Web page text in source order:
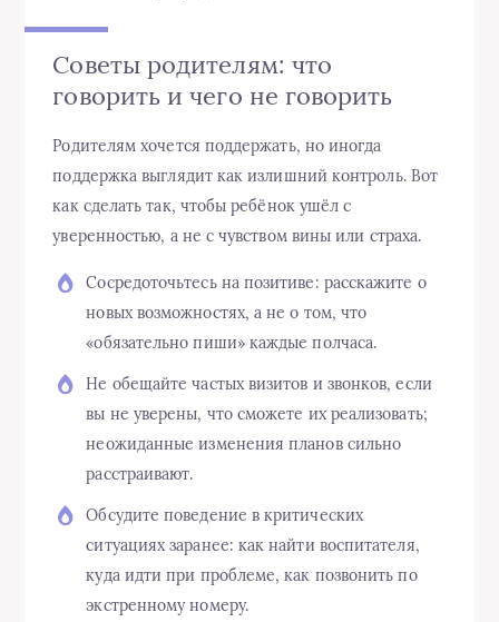
Советы родителям: что
говорить и чего не говорить
Родителям хочется поддержать, но иногда
поддержка выглядит как излишний контроль. Вот
как сделать так, чтобы ребёнок ушёл с
уверенностью, а не с чувством вины или страха.
Сосредоточьтесь на позитиве: расскажите о
новых возможностях, а не о том, что
«обязательно пиши» каждые полчаса.
Не обещайте частых визитов и звонков, если
вы не уверены, что сможете их реализовать;
неожиданные изменения планов сильно
расстраивают.
Обсудите поведение в критических
ситуациях заранее: как найти воспитателя,
куда идти при проблеме, как позвонить по
экстренному номеру.